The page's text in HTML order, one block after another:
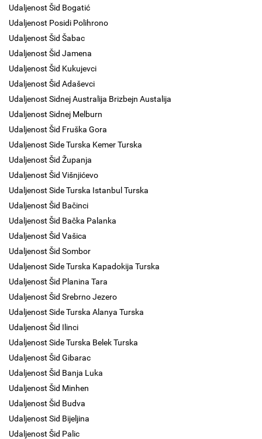
Udaljenost Šid Bogatić
Udaljenost Posidi Polihrono
Udaljenost Šid Šabac
Udaljenost Šid Jamena
Udaljenost Šid Kukujevci
Udaljenost Šid Adaševci
Udaljenost Sidnej Australija Brizbejn Austalija
Udaljenost Sidnej Melburn
Udaljenost Šid Fruška Gora
Udaljenost Side Turska Kemer Turska
Udaljenost Šid Županja
Udaljenost Šid Višnjićevo
Udaljenost Side Turska Istanbul Turska
Udaljenost Šid Bačinci
Udaljenost Šid Bačka Palanka
Udaljenost Šid Vašica
Udaljenost Šid Sombor
Udaljenost Side Turska Kapadokija Turska
Udaljenost Šid Planina Tara
Udaljenost Šid Srebrno Jezero
Udaljenost Side Turska Alanya Turska
Udaljenost Šid Ilinci
Udaljenost Side Turska Belek Turska
Udaljenost Šid Gibarac
Udaljenost Šid Banja Luka
Udaljenost Šid Minhen
Udaljenost Šid Budva
Udaljenost Sid Bijeljina
Udaljenost Šid Palic